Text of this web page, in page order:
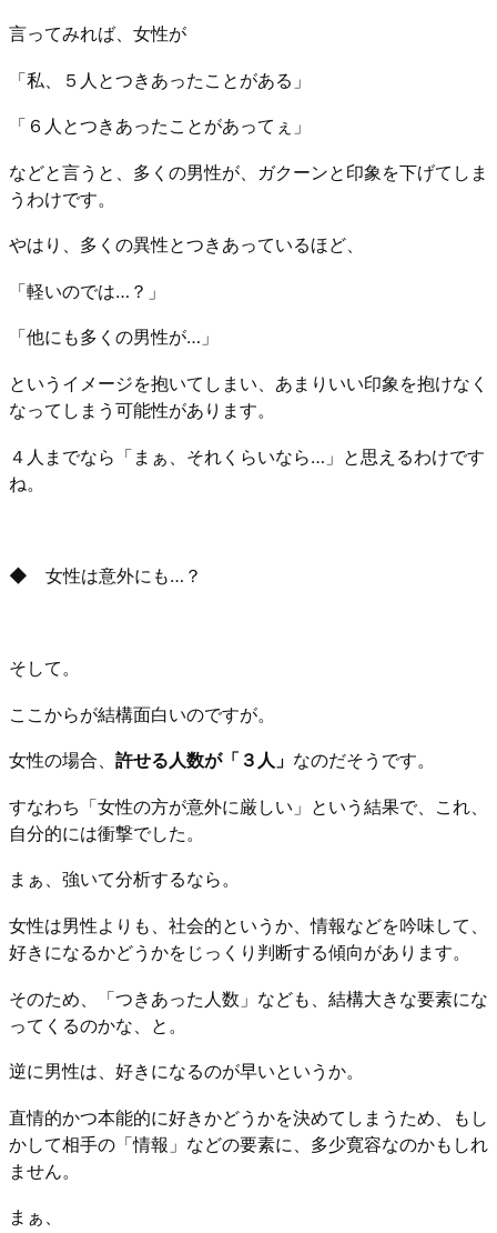
言ってみれば、女性が
「私、５人とつきあったことがある」
「６人とつきあったことがあってぇ」
などと言うと、多くの男性が、ガクーンと印象を下げてしま
うわけです。
やはり、多くの異性とつきあっているほど、
「軽いのでは…？」
「他にも多くの男性が…」
というイメージを抱いてしまい、あまりいい印象を抱けなく
なってしまう可能性があります。
４人までなら「まぁ、それくらいなら…」と思えるわけです
ね。
◆ 女性は意外にも…？
そして。
ここからが結構面白いのですが。
女性の場合、 許せる人数が「３人」 なのだそうです。
すなわち「女性の方が意外に厳しい」という結果で、これ、
自分的には衝撃でした。
まぁ、強いて分析するなら。
女性は男性よりも、社会的というか、情報などを吟味して、
好きになるかどうかをじっくり判断する傾向があります。
そのため、「つきあった人数」なども、結構大きな要素にな
ってくるのかな、と。
逆に男性は、好きになるのが早いというか。
直情的かつ本能的に好きかどうかを決めてしまうため、もし
かして相手の「情報」などの要素に、多少寛容なのかもしれ
ません。
まぁ、